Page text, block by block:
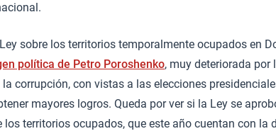
sobre los territorios temporalmente ocupados en
política de Petro Poroshenko, muy deteriorada por
corrupción, con vistas a las elecciones
mayores logros. Queda por ver si la Ley se
los territorios ocupados, que este año cuentan con la